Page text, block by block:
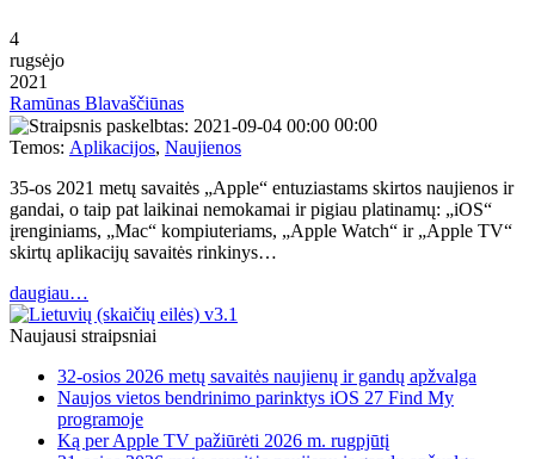
4
rugsėjo
2021
Ramūnas Blavaščiūnas
00:00
Temos: Aplikacijos, Naujienos
35-os 2021 metų savaitės „Apple“ entuziastams skirtos naujienos ir
gandai, o taip pat laikinai nemokamai ir pigiau platinamų: „iOS“
įrenginiams, „Mac“ kompiuteriams, „Apple Watch“ ir „Apple TV“
skirtų aplikacijų savaitės rinkinys…
daugiau…
Naujausi straipsniai
32-osios 2026 metų savaitės naujienų ir gandų apžvalga
Naujos vietos bendrinimo parinktys iOS 27 Find My
programoje
Ką per Apple TV pažiūrėti 2026 m. rugpjūtį